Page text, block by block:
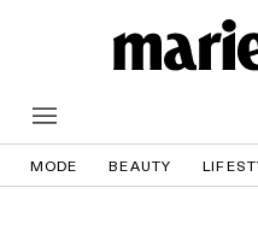
MODE BEAUTY